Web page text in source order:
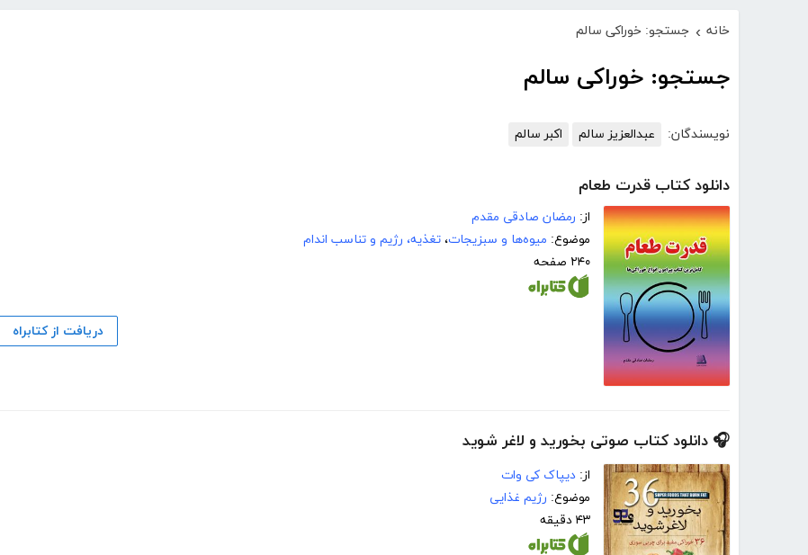
خانه › جستجو: خوراکی سالم
جستجو: خوراکی سالم
نویسندگان: عبدالعزیز سالم اکبر سالم
دانلود کتاب قدرت طعام
از: رمضان صادقی مقدم
موضوع: میوه‌ها و سبزیجات، تغذیه، رژیم و تناسب اندام
۲۴۰ صفحه
دریافت از کتابراه
🎧 دانلود کتاب صوتی بخورید و لاغر شوید
از: دیپاک کی وات
موضوع: رژیم غذایی
۴۳ دقیقه